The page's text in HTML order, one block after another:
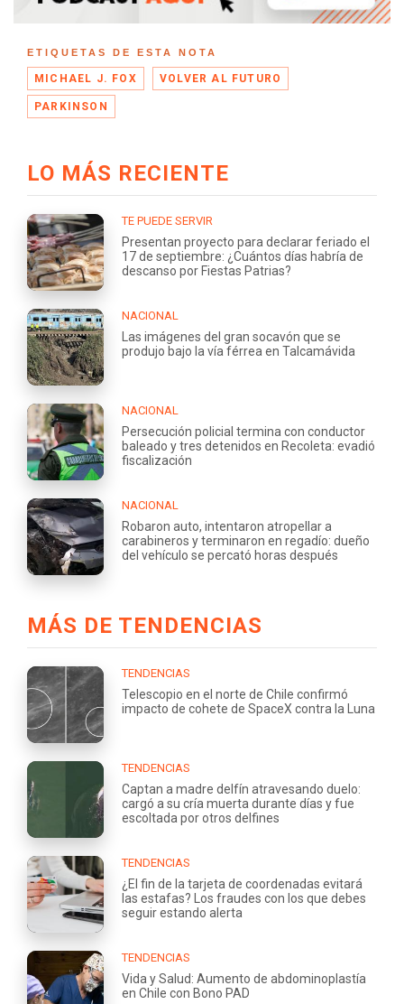
ETIQUETAS DE ESTA NOTA
MICHAEL J. FOX VOLVER AL FUTURO
PARKINSON
LO MÁS RECIENTE
TE PUEDE SERVIR
Presentan proyecto para declarar feriado el
17 de septiembre: ¿Cuántos días habría de
descanso por Fiestas Patrias?
NACIONAL
Las imágenes del gran socavón que se
produjo bajo la vía férrea en Talcamávida
NACIONAL
Persecución policial termina con conductor
baleado y tres detenidos en Recoleta: evadió
fiscalización
NACIONAL
Robaron auto, intentaron atropellar a
carabineros y terminaron en regadío: dueño
del vehículo se percató horas después
MÁS DE TENDENCIAS
TENDENCIAS
Telescopio en el norte de Chile confirmó
impacto de cohete de SpaceX contra la Luna
TENDENCIAS
Captan a madre delfín atravesando duelo:
cargó a su cría muerta durante días y fue
escoltada por otros delfines
TENDENCIAS
¿El fin de la tarjeta de coordenadas evitará
las estafas? Los fraudes con los que debes
seguir estando alerta
TENDENCIAS
Vida y Salud: Aumento de abdominoplastía
en Chile con Bono PAD